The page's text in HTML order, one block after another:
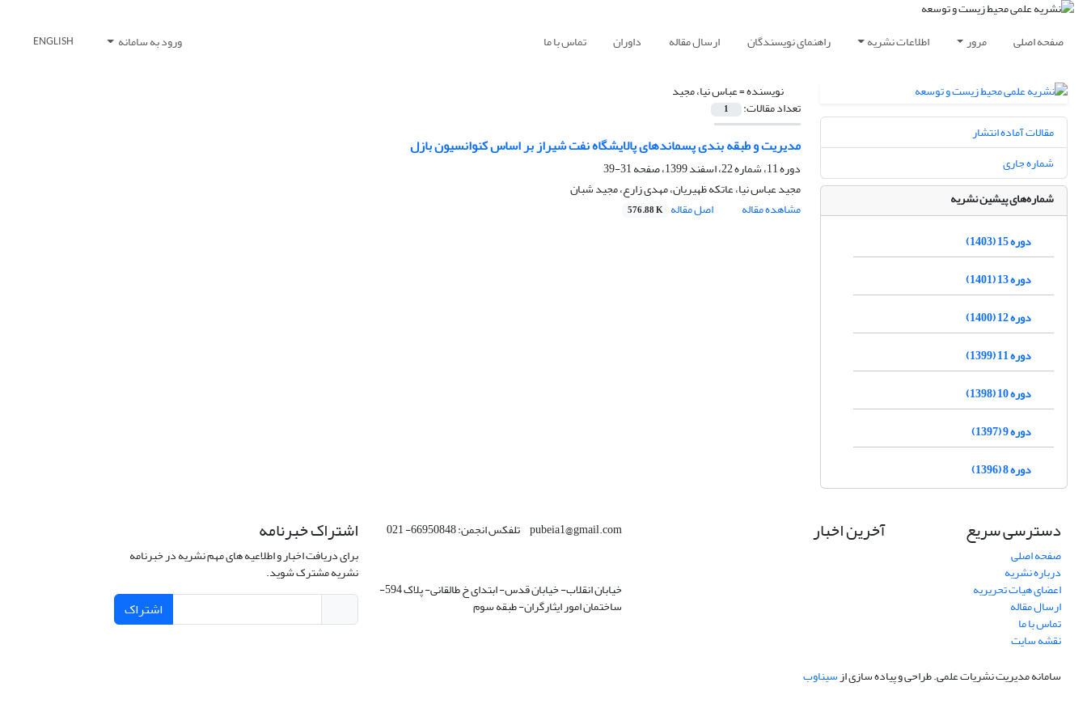
صفحه اصلی مرور اطلاعات نشریه راهنمای نویسندگان ارسال مقاله داوران تماس با ما ورود به سامانه ENGLISH
نویسنده =عباس نیا، مجید
تعداد مقالات: 1
مدیریت و طبقه بندی پسماندهای پالایشگاه نفت شیراز بر اساس کنوانسیون بازل
دوره 11، شماره 22، اسفند 1399، صفحه
31-39
مجید عباس نیا، عاتکه ظهیریان، مهدی زارع، مجید شبان
مشاهده مقاله
اصل مقاله 576.88 K
مقالات آماده انتشار
شماره جاری
شماره‌های پیشین نشریه
دوره 15 (1403)
دوره 13 (1401)
دوره 12 (1400)
دوره 11 (1399)
دوره 10 (1398)
دوره 9 (1397)
دوره 8 (1396)
دسترسی سریع
صفحه اصلی
درباره نشریه
اعضای هیات تحریریه
ارسال مقاله
تماس با ما
نقشه سایت
آخرین اخبار pubeia1@gmail.com تلفکس انجمن: 66950848- 021
خیابان انقلاب- خیابان قدس- ابتدای خ طالقانی- پلاک 594-
ساختمان امور ایثارگران- طبقه سوم
اشتراک خبرنامه
برای دریافت اخبار و اطلاعیه های مهم نشریه در خبرنامه
نشریه مشترک شوید.
اشتراک
سامانه مدیریت نشریات علمی.طراحی و پیاده سازی ازسیناوب